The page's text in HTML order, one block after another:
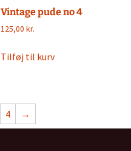
Vintage pude no 4
125,00 kr.
Tilføj til kurv
4 →